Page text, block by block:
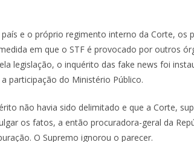
e o próprio regimento interno da Corte, os
em que o STF é provocado por outros
legislação, o inquérito das fake news foi
participação do Ministério Público.
não havia sido delimitado e que a Corte,
os fatos, a então procuradora-geral da
O Supremo ignorou o parecer.